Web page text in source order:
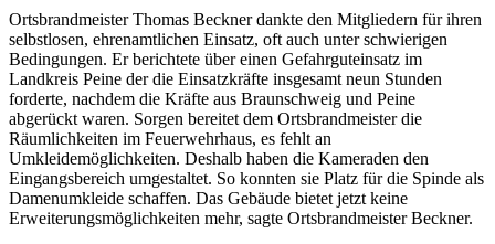
Ortsbrandmeister Thomas Beckner dankte den Mitgliedern für ihren
selbstlosen, ehrenamtlichen Einsatz, oft auch unter schwierigen
Bedingungen. Er berichtete über einen Gefahrguteinsatz im
Landkreis Peine der die Einsatzkräfte insgesamt neun Stunden
forderte, nachdem die Kräfte aus Braunschweig und Peine
abgerückt waren. Sorgen bereitet dem Ortsbrandmeister die
Räumlichkeiten im Feuerwehrhaus, es fehlt an
Umkleidemöglichkeiten. Deshalb haben die Kameraden den
Eingangsbereich umgestaltet. So konnten sie Platz für die Spinde als
Damenumkleide schaffen. Das Gebäude bietet jetzt keine
Erweiterungsmöglichkeiten mehr, sagte Ortsbrandmeister Beckner.